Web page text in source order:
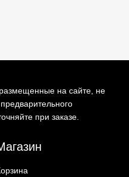
на сайте, не
при заказе.